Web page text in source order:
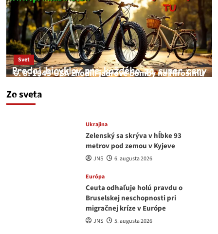
Zo sveta
Svet
6. 8. 1945 USA zhodili jadrové bomby na Hirošimu
JNS
Ukrajina
Zelenský sa skrýva v hĺbke 93
metrov pod zemou v Kyjeve
JNS 6. augusta 2026
Európa
Ceuta odhaľuje holú pravdu o
Bruselskej neschopnosti pri
migračnej kríze v Európe
JNS 5. augusta 2026